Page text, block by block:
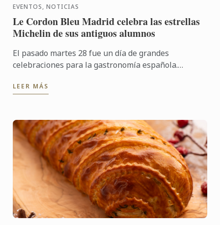
EVENTOS, NOTICIAS
Le Cordon Bleu Madrid celebra las estrellas
Michelin de sus antiguos alumnos
El pasado martes 28 fue un día de grandes
celebraciones para la gastronomía española.
IX Edición del Premio ...
LEER MÁS